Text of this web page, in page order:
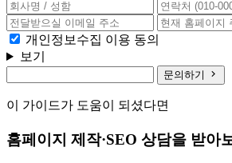
개인정보수집 이용 동의
보기
문의하기
이 가이드가 도움이 되셨다면
홈페이지 제작·SEO 상담을 받아